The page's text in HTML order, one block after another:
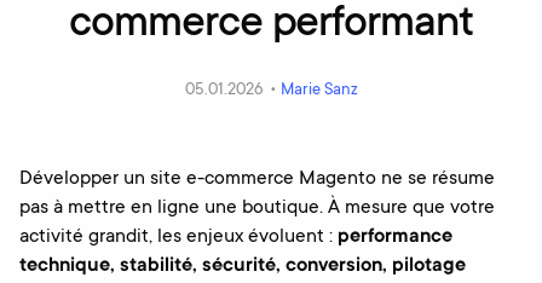
commerce performant
05.01.2026 • Marie Sanz
Développer un site e-commerce Magento ne se résume
pas à mettre en ligne une boutique. À mesure que votre
activité grandit, les enjeux évoluent : performance
technique, stabilité, sécurité, conversion, pilotage